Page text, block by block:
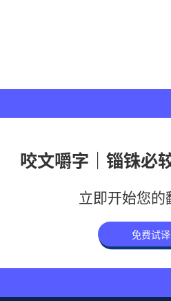
咬文嚼字｜锱铢必
立即开始您的
免费试译